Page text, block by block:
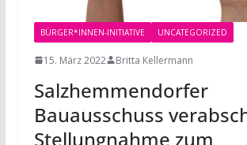
BÜRGER*INNEN-INITIATIVE UNCATEGORIZED
15. März 2022 Britta Kellermann
Salzhemmendorfer
Bauausschuss
Stellungnahme zum